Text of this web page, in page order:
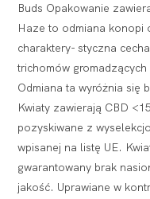
Buds Opakowanie
Haze to odmiana konopi
charaktery- styczna
trichomów
Odmiana ta wyróżnia się
Kwiaty zawierają CBD
pozyskiwane z
wpisanej na listę UE.
gwarantowany brak
jakość. Uprawiane w